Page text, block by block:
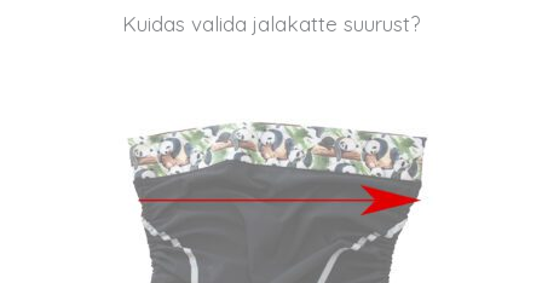
Kuidas valida jalakatte suurust?